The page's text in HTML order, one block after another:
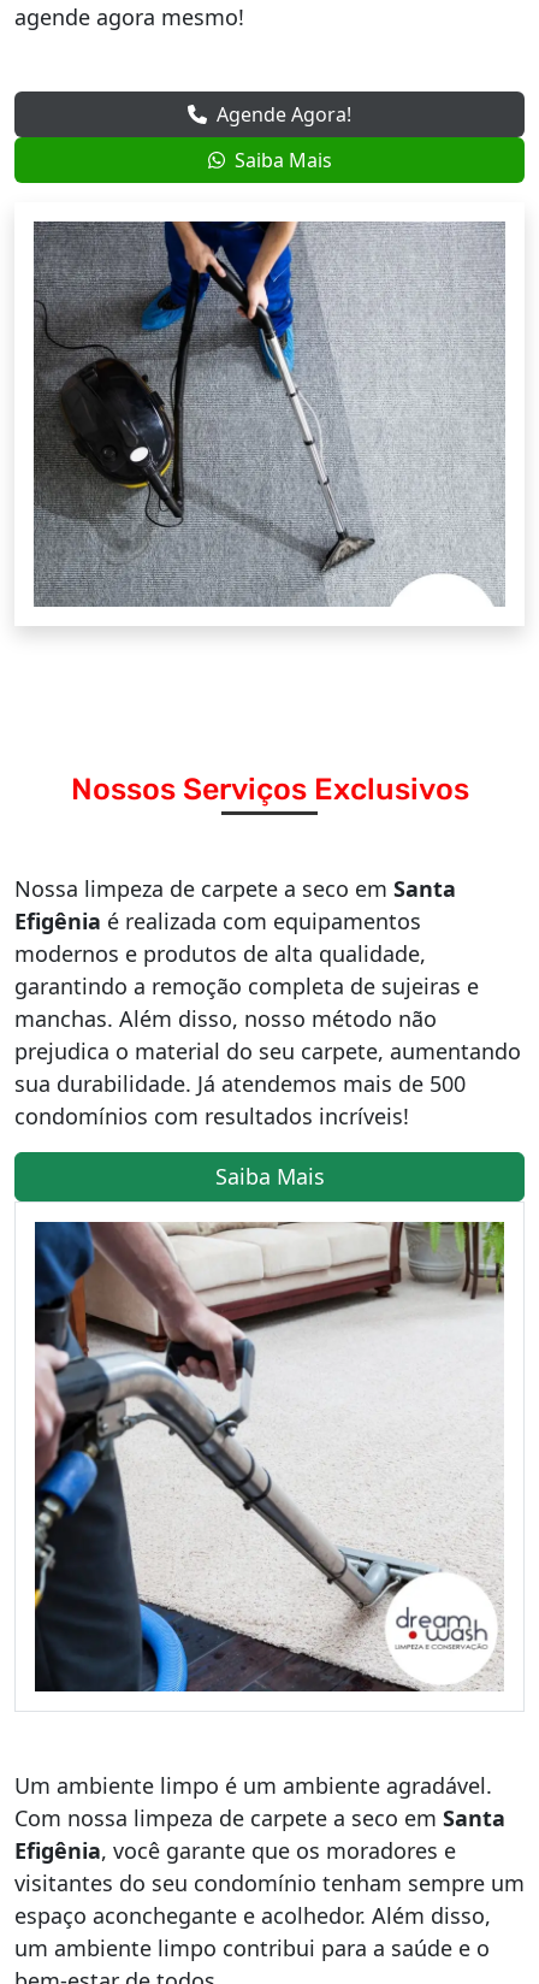
agende agora mesmo!
Agende Agora!
Saiba Mais
Nossos Serviços Exclusivos
Nossa limpeza de carpete a seco em Santa
Efigênia é realizada com equipamentos
modernos e produtos de alta qualidade,
garantindo a remoção completa de sujeiras e
manchas. Além disso, nosso método não
prejudica o material do seu carpete, aumentando
sua durabilidade. Já atendemos mais de 500
condomínios com resultados incríveis!
Saiba Mais
Um ambiente limpo é um ambiente agradável.
Com nossa limpeza de carpete a seco em Santa
Efigênia, você garante que os moradores e
visitantes do seu condomínio tenham sempre um
espaço aconchegante e acolhedor. Além disso,
um ambiente limpo contribui para a saúde e o